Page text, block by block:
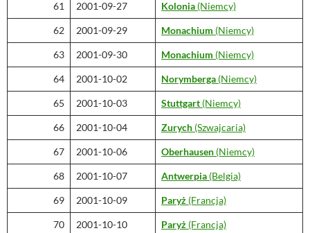
61 2001-09-27 Kolonia (Niemcy)
62 2001-09-29 Monachium (Niemcy)
63 2001-09-30 Monachium (Niemcy)
64 2001-10-02 Norymberga (Niemcy)
65 2001-10-03 Stuttgart (Niemcy)
66 2001-10-04 Zurych (Szwajcaria)
67 2001-10-06 Oberhausen (Niemcy)
68 2001-10-07 Antwerpia (Belgia)
69 2001-10-09 Paryż (Francja)
70 2001-10-10 Paryż (Francja)